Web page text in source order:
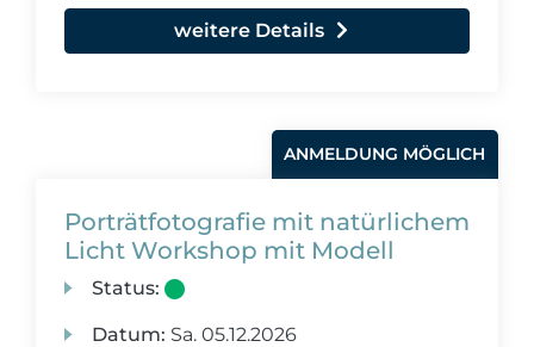
weitere Details
ANMELDUNG MÖGLICH
Porträtfotografie mit natürlichem
Licht Workshop mit Modell
Status:
Datum: Sa. 05.12.2026